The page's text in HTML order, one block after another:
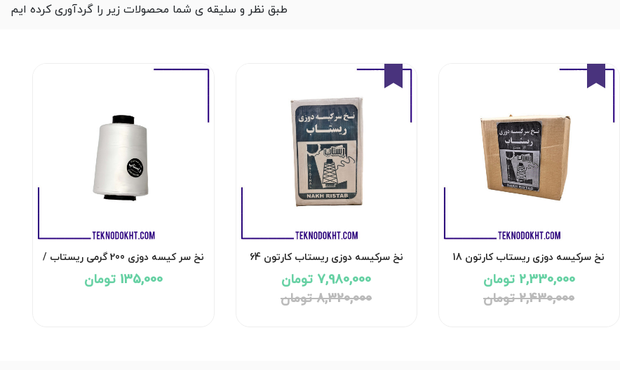
طبق نظر و سلیقه ی شما محصولات زیر را گردآوری کرده ایم
4%
نخ سرکیسه دوزی ریستاب کارتون 18
تایی 200 گرمی
2,330,000 تومان
2,430,000 تومان
4%
نخ سرکیسه دوزی ریستاب کارتون 64
تایی 200 گرمی
7,980,000 تومان
8,320,000 تومان
نخ سر کیسه دوزی 200 گرمی ریستاب /
RISTAB
135,000 تومان